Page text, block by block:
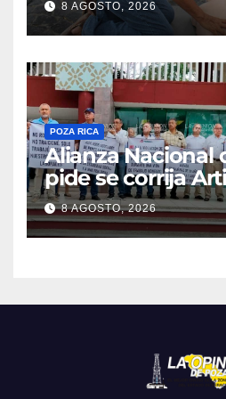
8 AGOSTO, 2026
POZA RICA
Alianza Nacional
pide se corrija
8 AGOSTO, 2026